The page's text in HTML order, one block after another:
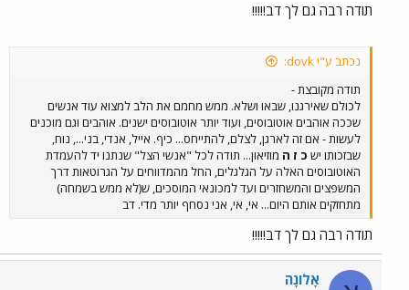
תודה רבה גם לך דב!!!!!
נכתב ע"י dovk:
תודה מקובצת -
לכולם שאירגנו, שבאו ושלא. ממש מחמם את הלב למצוא עוד אנשים
שככה אוהבים אוטובוסים, ועוד יותר אוטובוסים ישנים. אוהבים וגם מוכנים
לעשות - אם זה לארגן, לצלם, להתייחס... כיף. אייל, אנדי, בני..., נוח,
שבזכותו יש כ ז ה מוזיאון... תודה לכל "אנשי הצל" שנתנו יד להעמדת
האוטובוסים האלה על הגלגלים, החל מהמדווחים על הגרוטאות דרך
המשפצים והמשחזרים ועד למכונאי המוסכים, ש(לא ממש בשמחה)
מתחזקים אותם היום... אי, אי, אני נסחף יותר מדי. דב
תודה רבה גם לך דב!!!!!
אָלוֹנָה